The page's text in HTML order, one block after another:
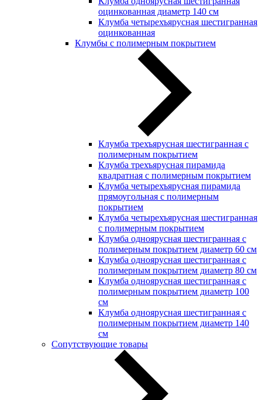
оцинкованная диаметр 140 см
Клумба четырехъярусная шестигранная
оцинкованная
Клумбы с полимерным покрытием
Клумба трехъярусная шестигранная с
полимерным покрытием
Клумба трехъярусная пирамида
квадратная с полимерным покрытием
Клумба четырехъярусная пирамида
прямоугольная с полимерным
покрытием
Клумба четырехъярусная шестигранная
с полимерным покрытием
Клумба одноярусная шестигранная с
полимерным покрытием диаметр 60 см
Клумба одноярусная шестигранная с
полимерным покрытием диаметр 80 см
Клумба одноярусная шестигранная с
полимерным покрытием диаметр 100
см
Клумба одноярусная шестигранная с
полимерным покрытием диаметр 140
см
Сопутствующие товары